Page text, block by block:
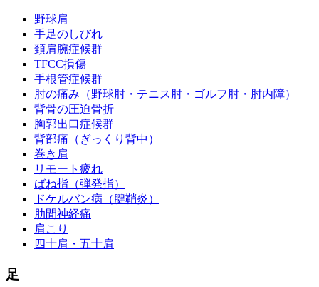
野球肩
手足のしびれ
頚肩腕症候群
TFCC損傷
手根管症候群
肘の痛み（野球肘・テニス肘・ゴルフ肘・肘内障）
背骨の圧迫骨折
胸郭出口症候群
背部痛（ぎっくり背中）
巻き肩
リモート疲れ
ばね指（弾発指）
ドケルバン病（腱鞘炎）
肋間神経痛
肩こり
四十肩・五十肩
足